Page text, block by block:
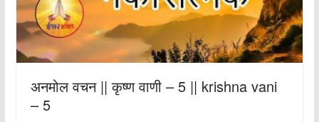
अनमोल वचन || कृष्ण वाणी – 5 || krishna vani
– 5